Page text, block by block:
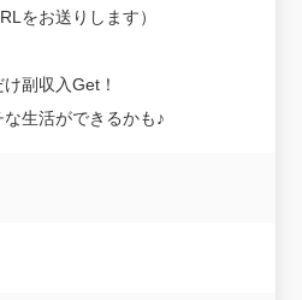
をお送りします）
副収入Get！
生活ができるかも♪